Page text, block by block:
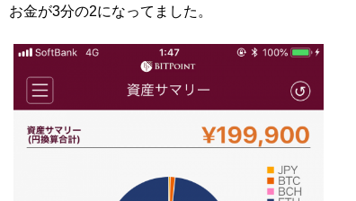
お金が3分の2になってました。